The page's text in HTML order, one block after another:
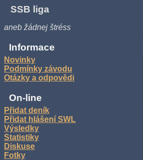
SSB liga
aneb žádnej štréss
Informace
Novinky
Podmínky závodu
Otázky a odpovědi
On-line
Přidat deník
Přidat hlášení SWL
Výsledky
Statistiky
Diskuse
Fotky